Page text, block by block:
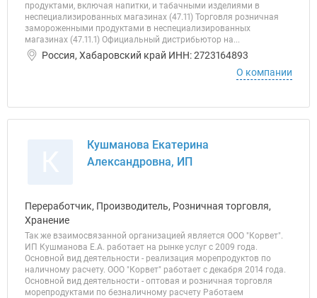
продуктами, включая напитки, и табачными изделиями в
неспециализированных магазинах (47.11) Торговля розничная
замороженными продуктами в неспециализированных
магазинах (47.11.1) Официальный дистрибьютор на...
Россия, Хабаровский край ИНН: 2723164893
О компании
Кушманова Екатерина
Александровна, ИП
Переработчик, Производитель, Розничная торговля,
Хранение
Так же взаимосвязанной организацией является ООО "Корвет".
ИП Кушманова Е.А. работает на рынке услуг с 2009 года.
Основной вид деятельности - реализация морепродуктов по
наличному расчету. ООО "Корвет" работает с декабря 2014 года.
Основной вид деятельности - оптовая и розничная торговля
морепродуктами по безналичному расчету Работаем